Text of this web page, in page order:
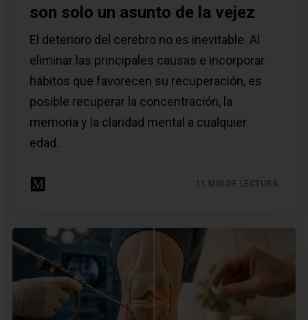
son solo un asunto de la vejez
El deterioro del cerebro no es inevitable. Al
eliminar las principales causas e incorporar
hábitos que favorecen su recuperación, es
posible recuperar la concentración, la
memoria y la claridad mental a cualquier
edad.
11 MIN DE LECTURA